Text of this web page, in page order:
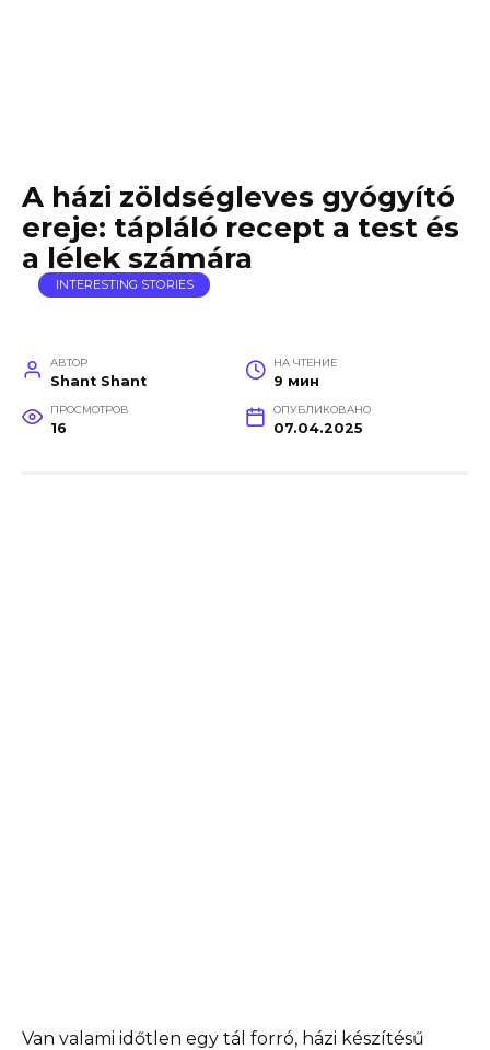
A házi zöldségleves gyógyító
ereje: tápláló recept a test és
a lélek számára
INTERESTING STORIES
АВТОР
Shant Shant
НА ЧТЕНИЕ
9 мин
ПРОСМОТРОВ
16
ОПУБЛИКОВАНО
07.04.2025
Van valami időtlen egy tál forró, házi készítésű